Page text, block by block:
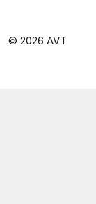
© 2026 AVT